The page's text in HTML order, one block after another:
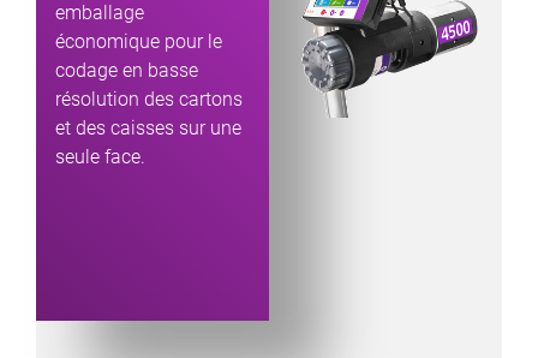
emballage
économique pour le
codage en basse
résolution des cartons
et des caisses sur une
seule face.